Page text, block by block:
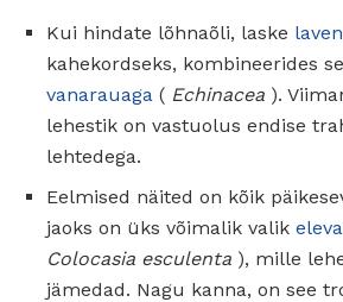
Kui hindate lõhnaõli, laske
kahekordseks, kombineerides
vanarauaga ( Echinacea ).
lehestik on vastuolus endise
lehtedega.
Eelmised näited on kõik
jaoks on üks võimalik valik
Colocasia esculenta ), mille
jämedad. Nagu kanna, on see